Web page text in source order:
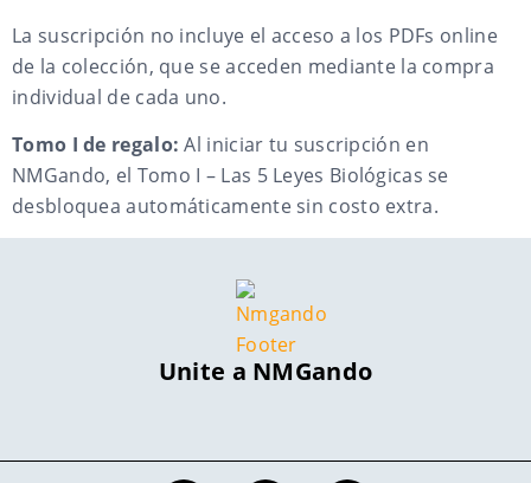
La suscripción no incluye el acceso a los PDFs online
de la colección, que se acceden mediante la compra
individual de cada uno.
Tomo I de regalo: Al iniciar tu suscripción en
NMGando, el Tomo I – Las 5 Leyes Biológicas se
desbloquea automáticamente sin costo extra.
Unite a NMGando